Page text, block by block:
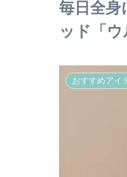
毎日全
ッド「
おすすめアイ